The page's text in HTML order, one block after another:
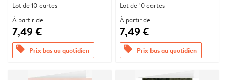
Lot de 10 cartes
À partir de
7,49 €
offers Prix bas au quotidien
Lot de 10 cartes
À partir de
7,49 €
offers Prix bas au quotidien